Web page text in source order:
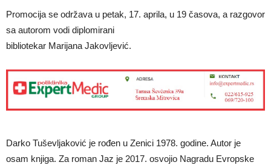
Promocija se održava u petak, 17. aprila, u 19 časova, a razgovor
sa autorom vodi diplomirani
bibliotekar Marijana Jakovljević.
Darko Tuševljaković je rođen u Zenici 1978. godine. Autor je
osam knjiga. Za roman Jaz je 2017. osvojio Nagradu Evropske